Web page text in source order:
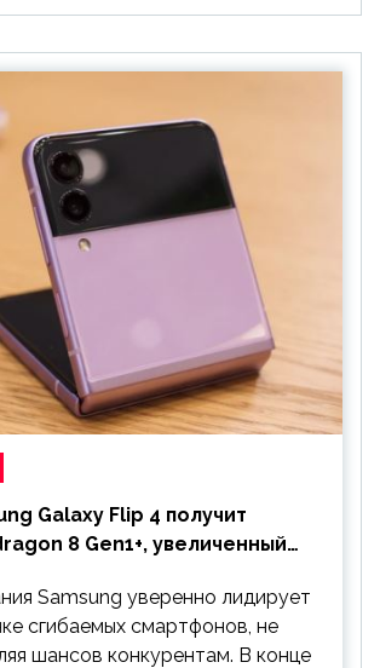
Galaxy Flip 4 получит
8 Gen1+, увеличенный
предшественника
Samsung уверенно лидирует
сгибаемых смартфонов, не
шансов конкурентам. В конце